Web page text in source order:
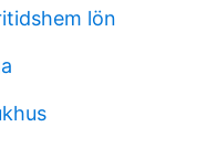
lön